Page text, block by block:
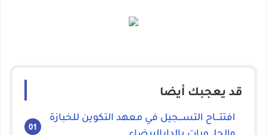
قد يعجبك أيضا
افتتـــاح التســـجيل في معهد التكوين للخبازة